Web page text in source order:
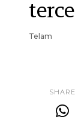
Telam
SHARE